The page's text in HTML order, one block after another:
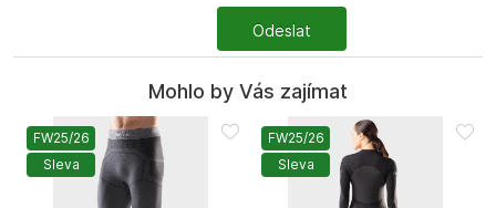
Odeslat
Mohlo by Vás zajímat
FW25/26
Sleva
FW25/26
Sleva